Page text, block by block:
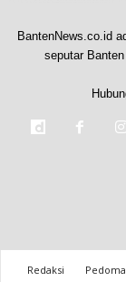
BantenNews.co.id
seputar
Redaksi